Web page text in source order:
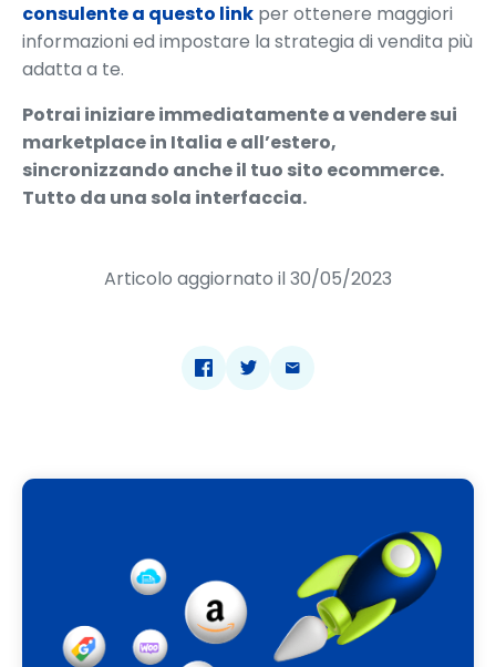
consulente a questo link per ottenere maggiori
informazioni ed impostare la strategia di vendita più
adatta a te.
Potrai iniziare immediatamente a vendere sui
marketplace in Italia e all’estero,
sincronizzando anche il tuo sito ecommerce.
Tutto da una sola interfaccia.
Articolo aggiornato il 30/05/2023